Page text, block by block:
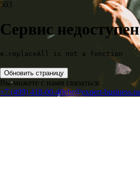
503
Сервис недоступен
e.replaceAll is not a function
Обновить страницу
Вы можете с нами связаться:
+7 (499) 418-00-40ebr@expert-business.ru